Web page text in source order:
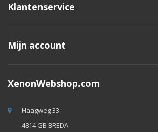
Klantenservice
Mijn account
XenonWebshop.com
Haagweg 33
4814 GB BREDA